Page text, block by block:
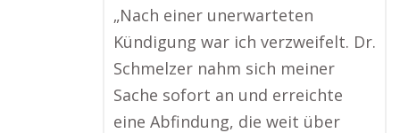
„Nach einer unerwarteten
Kündigung war ich verzweifelt. Dr.
Schmelzer nahm sich meiner
Sache sofort an und erreichte
eine Abfindung, die weit über